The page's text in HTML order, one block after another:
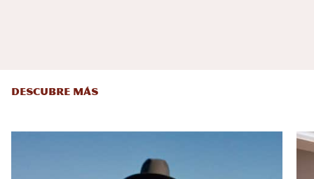
DESCUBRE MÁS